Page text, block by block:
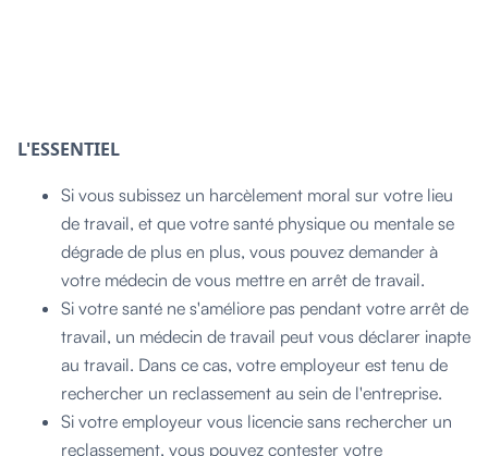
L'ESSENTIEL
Si vous subissez un harcèlement moral sur votre lieu
de travail, et que votre santé physique ou mentale se
dégrade de plus en plus, vous pouvez demander à
votre médecin de vous mettre en arrêt de travail.
Si votre santé ne s'améliore pas pendant votre arrêt de
travail, un médecin de travail peut vous déclarer inapte
au travail. Dans ce cas, votre employeur est tenu de
rechercher un reclassement au sein de l'entreprise.
Si votre employeur vous licencie sans rechercher un
reclassement, vous pouvez contester votre